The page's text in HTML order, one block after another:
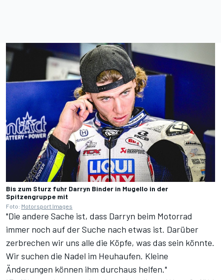
Bis zum Sturz fuhr Darryn Binder in Mugello in der
Spitzengruppe mit
Foto: Motorsport Images
"Die andere Sache ist, dass Darryn beim Motorrad
immer noch auf der Suche nach etwas ist. Darüber
zerbrechen wir uns alle die Köpfe, was das sein könnte.
Wir suchen die Nadel im Heuhaufen. Kleine
Änderungen können ihm durchaus helfen."